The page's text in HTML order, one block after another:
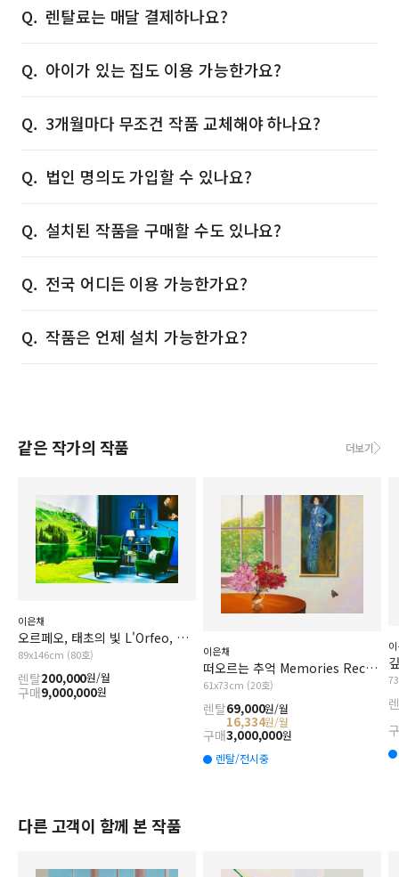
렌탈료는 매달 결제하나요?
아이가 있는 집도 이용 가능한가요?
3개월마다 무조건 작품 교체해야 하나요?
법인 명의도 가입할 수 있나요?
설치된 작품을 구매할 수도 있나요?
전국 어디든 이용 가능한가요?
작품은 언제 설치 가능한가요?
같은 작가의 작품 더보기
이은채
오르페오, 태초의 빛 L'Orfeo, The Primal Light
89x146cm (80호)
렌탈200,000원/월
구매9,000,000원
이은채
떠오르는 추억 Memories Recalled
61x73cm (20호)
렌탈69,000원/월
16,334원/월
구매3,000,000원
렌탈/전시중
다른 고객이 함께 본 작품